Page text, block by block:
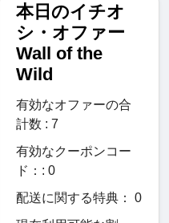
本日のイチオ
シ・オファー
Wall of the
Wild
有効なオファーの合
計数 : 7
有効なクーポンコー
ド：: 0
配送に関する特典： 0